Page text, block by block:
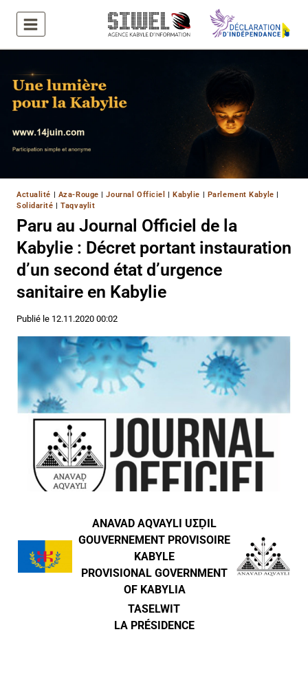
contenu
Actualité | Aza-Rouge |Journal Officiel |Kabylie | Parlement Kabyle |
Solidarité |Taqvaylit
Paru au Journal Officiel de la
Kabylie : Décret portant instauration
d’un second état d’urgence
sanitaire en Kabylie
Publié le 12.11.2020 00:02
ANAVAD AQVAYLI UΣḌIL
GOUVERNEMENT PROVISOIRE
KABYLE
PROVISIONAL GOVERNMENT
OF KABYLIA
TASELWIT
LA PRÉSIDENCE